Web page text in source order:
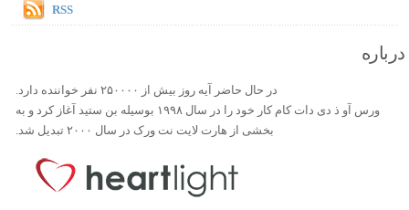
RSS
درباره
در حال حاضر آیه روز بیش از ۲۵۰۰۰۰ نفر خواننده دارد.
ورس آو ذ دی دات کام کار خود را در سال ۱۹۹۸ بوسیله بن ستید آغاز کرد و به
بخشی از هارت لایت نت ورک در سال ۲۰۰۰ تبدیل شد.